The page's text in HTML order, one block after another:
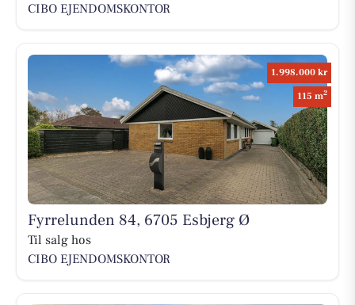
CIBO EJENDOMSKONTOR
1.998.000 kr
115 m2
Fyrrelunden 84, 6705 Esbjerg Ø
Til salg hos
CIBO EJENDOMSKONTOR